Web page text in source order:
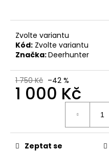
Zvolte variantu
Kód: Zvolte variantu
Značka:Deerhunter
1 750 Kč –42 %
1 000 Kč
Zeptat se
u
e
m
e
ŠROUBOVÁK